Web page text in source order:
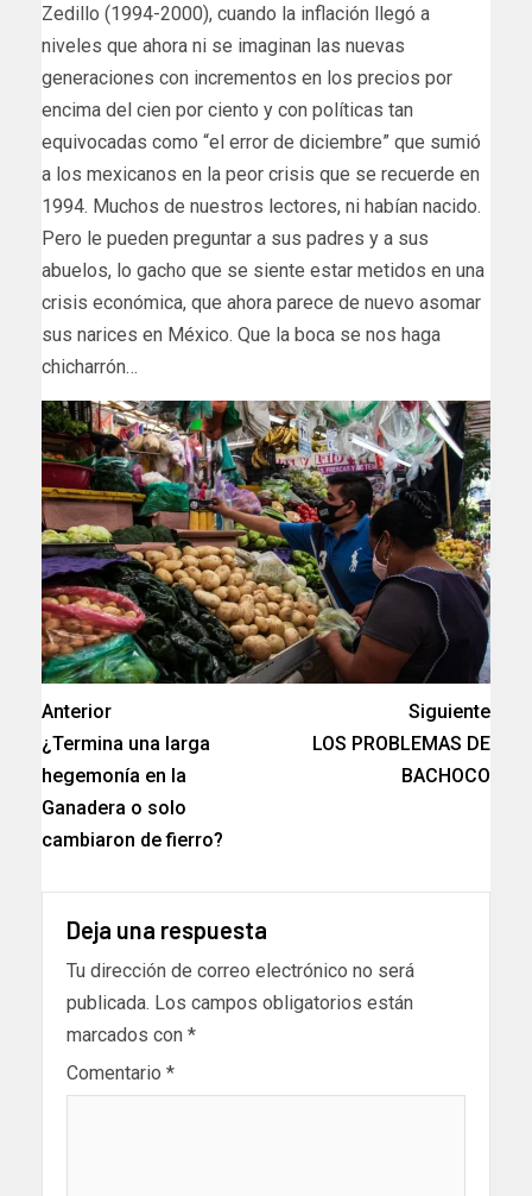
Zedillo (1994-2000), cuando la inflación llegó a
niveles que ahora ni se imaginan las nuevas
generaciones con incrementos en los precios por
encima del cien por ciento y con políticas tan
equivocadas como “el error de diciembre” que sumió
a los mexicanos en la peor crisis que se recuerde en
1994. Muchos de nuestros lectores, ni habían nacido.
Pero le pueden preguntar a sus padres y a sus
abuelos, lo gacho que se siente estar metidos en una
crisis económica, que ahora parece de nuevo asomar
sus narices en México. Que la boca se nos haga
chicharrón…
Anterior
¿Termina una larga
hegemonía en la
Ganadera o solo
cambiaron de fierro?
Siguiente
LOS PROBLEMAS DE
BACHOCO
Deja una respuesta
Tu dirección de correo electrónico no será
publicada. Los campos obligatorios están
marcados con *
Comentario *